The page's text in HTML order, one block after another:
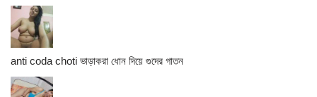
anti coda choti ভাড়াকরা ধোন দিয়ে গুদের গাতন